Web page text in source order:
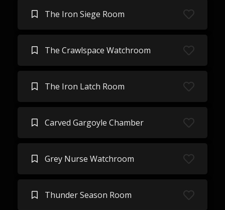
The Iron Siege Room
The Crawlspace Watchroom
The Iron Latch Room
Carved Gargoyle Chamber
Grey Nurse Watchroom
Thunder Season Room